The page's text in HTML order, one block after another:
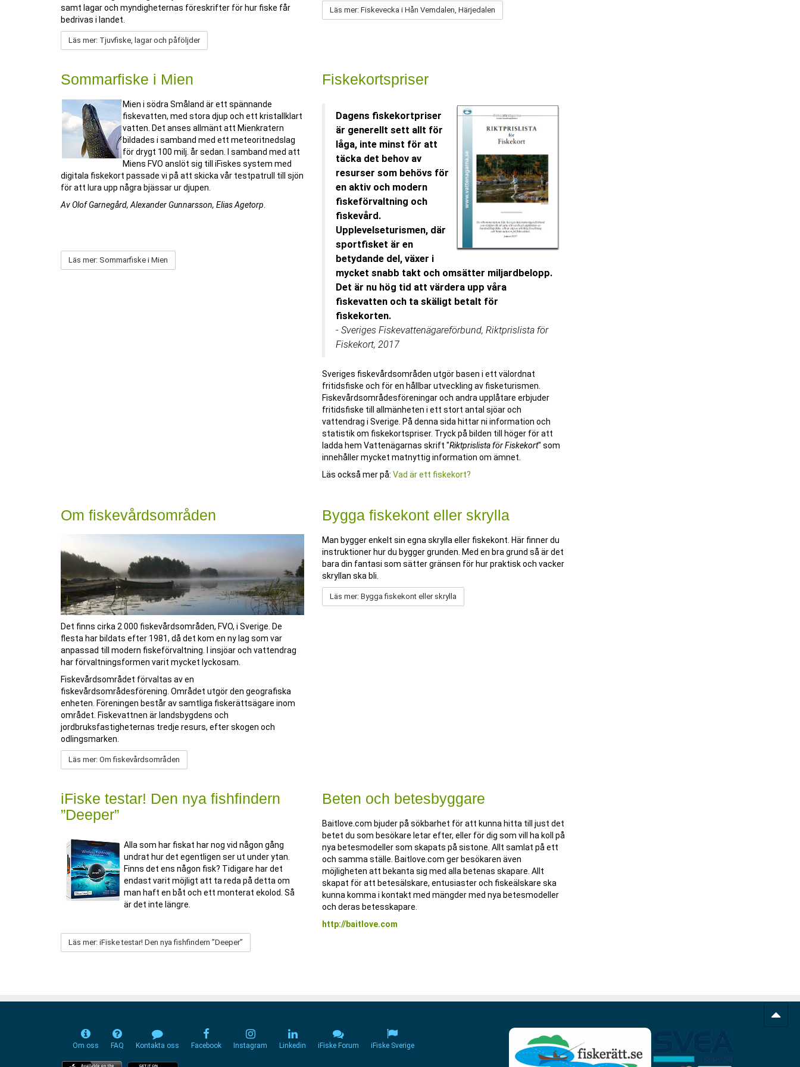
samt lagar och myndigheternas föreskrifter för hur fiske får
bedrivas i landet.
Läs mer: Tjuvfiske, lagar och påföljder
Läs mer: Fiskevecka i Hån Vemdalen, Härjedalen
Sommarfiske i Mien
Mien i södra Småland är ett spännande
fiskevatten, med stora djup och ett kristallklart
vatten. Det anses allmänt att Mienkratern
bildades i samband med ett meteoritnedslag
för drygt 100 milj. år sedan. I samband med att
Miens FVO anslöt sig till iFiskes system med
digitala fiskekort passade vi på att skicka vår testpatrull till sjön
för att lura upp några bjässar ur djupen.
Av Olof Garnegård, Alexander Gunnarsson, Elias Agetorp
Läs mer: Sommarfiske i Mien
Fiskekortspriser
Dagens fiskekortpriser
är generellt sett allt för
låga, inte minst för att
täcka det behov av
resurser som behövs för
en aktiv och modern
fiskeförvaltning och
fiskevård.
Upplevelseturismen, där
sportfisket är en
betydande del, växer i
mycket snabb takt och omsätter miljardbelopp.
Det är nu hög tid att värdera upp våra
fiskevatten och ta skäligt betalt för
fiskekorten.
-Sveriges Fiskevattenägareförbund, Riktprislista för
Fiskekort, 2017
Sveriges fiskevårdsområden utgör basen i ett välordnat
fritidsfiske och för en hållbar utveckling av fisketurismen.
Fiskevårdsområdesföreningar och andra upplåtare erbjuder
fritidsfiske till allmänheten i ett stort antal sjöar och
vattendrag i Sverige. På denna sida hittar ni information och
statistik om fiskekortspriser. Tryck på bilden till höger för att
ladda hem Vattenägarnas skrift "Riktprislista för Fiskekort" som
innehåller mycket matnyttig information om ämnet.
Läs också mer på: Vad är ett fiskekort?
Om fiskevårdsområden
Det finns cirka 2 000 fiskevårdsområden, FVO, i Sverige. De
flesta har bildats efter 1981, då det kom en ny lag som var
anpassad till modern fiskeförvaltning. I insjöar och vattendrag
har förvaltningsformen varit mycket lyckosam.
Fiskevårdsområdet förvaltas av en
fiskevårdsområdesförening. Området utgör den geografiska
enheten. Föreningen består av samtliga fiskerättsägare inom
området. Fiskevattnen är landsbygdens och
jordbruksfastigheternas tredje resurs, efter skogen och
odlingsmarken.
Läs mer: Om fiskevårdsområden
Bygga fiskekont eller skrylla
Man bygger enkelt sin egna skrylla eller fiskekont. Här finner du
instruktioner hur du bygger grunden. Med en bra grund så är det
bara din fantasi som sätter gränsen för hur praktisk och vacker
skryllan ska bli.
Läs mer: Bygga fiskekont eller skrylla
iFiske testar! Den nya fishfindern
”Deeper”
Alla som har fiskat har nog vid någon gång
undrat hur det egentligen ser ut underytan.
Finns det ens någon fisk? Tidigare har det
endast varit möjligt att ta reda på detta om
man haft en båt och ett monterat ekolod. Så
är det inte längre.
Läs mer: iFiske testar! Den nya fishfindern ”Deeper”
Beten och betesbyggare
Baitlove.com bjuder på sökbarhet för att kunna hitta till just det
betet du som besökare letar efter, eller för dig som vill ha koll på
nya betesmodeller som skapats på sistone. Allt samlat på ett
och samma ställe. Baitlove.com ger besökaren även
möjligheten att bekanta sig med alla betenas skapare. Allt
skapat för att betesälskare, entusiaster och fiskeälskare ska
kunna komma i kontakt med mängder med nya betesmodeller
och deras betesskapare.
http://baitlove.com
Om oss FAQ Kontakta oss Facebook Instagram Linkedin iFiske Forum iFiske Sverige